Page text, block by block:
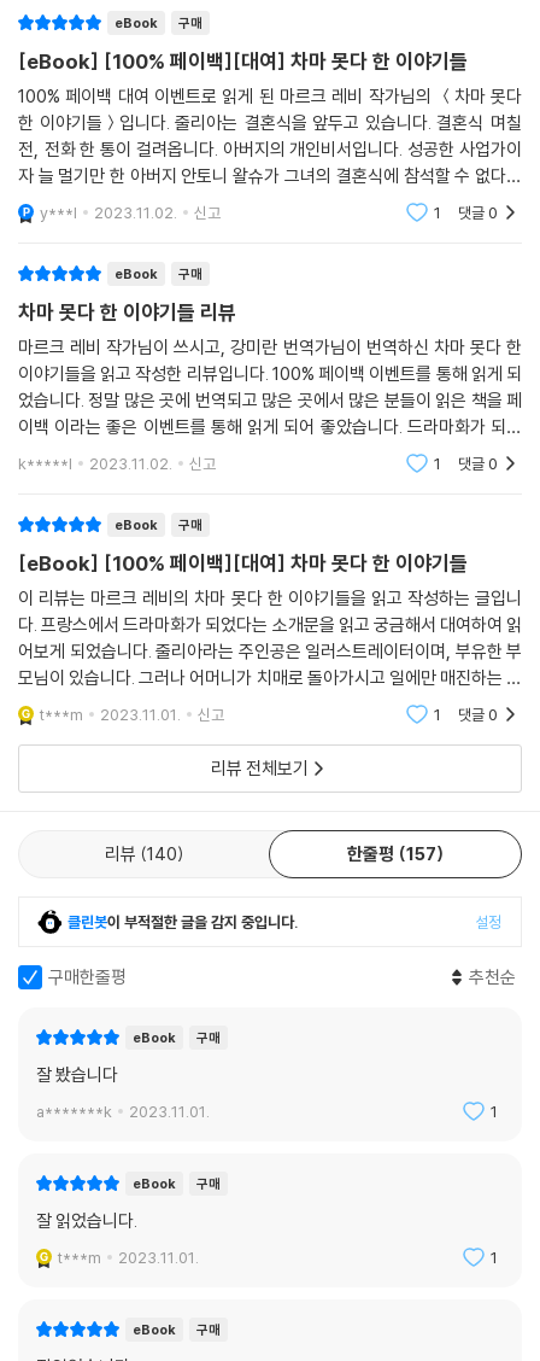
2년을 기획하고 하루 열일곱 시간을 작업하여 3개월 반에 걸쳐 작품 속 인
물들을 만들어낸 데 대해 작가는 진정 이 이야기를 써야 하는 깊은 확신이
있었기 때문이라고 말한다. 그래서 소설을 따라가다 보면 어느새 작가가
어떤 의도로 죽은 아버지를 잃어버린 시간을 되찾기 위한 안드로이드의 모
습으로 나타나게 했는지 이해하게 된다.
eBook 구매
[eBook] [100% 페이백][대여] 차마 못다 한 이야기들
100% 페이백 대여 이벤트로 읽게 된 마르크 레비 작가님의 ＜차마 못다
한 이야기들＞입니다. 줄리아는 결혼식을 앞두고 있습니다. 결혼식 며칠
전, 전화 한 통이 걸려옵니다. 아버지의 개인비서입니다. 성공한 사업가이
자 늘 멀기만 한 아버지 안토니 왈슈가 그녀의 결혼식에 참석할 수 없다는
소식. 이는 예상했던 사실이라 놀랍지 않습니다. 하지만 예상하지 못한 소
식이었습니다.
y***l 2023.11.02. 신고 1 댓글0
eBook 구매
차마 못다 한 이야기들 리뷰
마르크 레비 작가님이 쓰시고, 강미란 번역가님이 번역하신 차마 못다 한
이야기들을 읽고 작성한 리뷰입니다. 100% 페이백 이벤트를 통해 읽게 되
었습니다. 정말 많은 곳에 번역되고 많은 곳에서 많은 분들이 읽은 책을 페
이백 이라는 좋은 이벤트를 통해 읽게 되어 좋았습니다. 드라마화가 되었
다는 걸 보고 흥미로웠습니다. 주인공은 부유한 부모님이 있지만 어머니는
k*****l 2023.11.02. 신고 1 댓글0
eBook 구매
[eBook] [100% 페이백][대여] 차마 못다 한 이야기들
이 리뷰는 마르크 레비의 차마 못다 한 이야기들을 읽고 작성하는 글입니
다. 프랑스에서 드라마화가 되었다는 소개문을 읽고 궁금해서 대여하여 읽
어보게 되었습니다. 줄리아라는 주인공은 일러스트레이터이며, 부유한 부
모님이 있습니다. 그러나 어머니가 치매로 돌아가시고 일에만 매진하는 아
버지의 곁을 떠나 자립하여 지금의 자리에 이른 여성입니다. 그런 그녀에
게 결혼을 앞두고
t***m 2023.11.01. 신고 1 댓글0
리뷰 전체보기
리뷰 140 한줄평 157
클린봇이 부적절한 글을 감지 중입니다. 설정
구매한줄평 추천순
eBook 구매
잘 봤습니다
a*******k 2023.11.01. 1
eBook 구매
잘 읽었습니다.
t***m 2023.11.01. 1
eBook 구매